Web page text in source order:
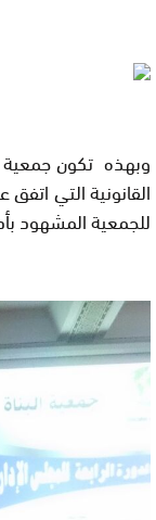
وبهذه تكون جمعية
القانونية التي
للجمعية المشهود